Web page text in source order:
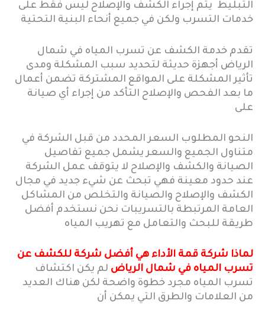
التبليط يتم إجراء الكشف والإصلاح ليس فقط على
خدمات التسرب ولكن في جميع أنحاء البنية التحتية
تقدم خدمة الكشف عن تسرب المياه في شمال
الرياض أجهزة حديثة لتحديد سبب المشكلة ومدى
تأثير المشكلة على المواقع المشتركة تضمن أعمال
ما بعد الفحص والإصلاح التأكد من إجراء أي صيانة
على
النحو المطلوب السعر المحدد من قبل الشركة في
متناول الجميع والسعر يشمل جميع تفاصيل
الصيانة والكشف والإصلاح لا يتوقف عمل الشركة
عند حدود معينة فهي تبحث عن شيء جديد في مجال
الكشف والإصلاح والصيانة والتخلص من المشاكل
العامة المرتبطة بالتسريبات نحن نستخدم أفضل
طريقة للبحث والتعامل مع تهريب المياه
لماذا شركة قمة الأداء هي أفضل شركة للكشف عن
تسرب المياه في شمال الرياض لم يكن اكتشاف
تسرب المياه مجرد خطوة واضحة لكن هناك العديد
من العلامات والطرق التي يمكن أن